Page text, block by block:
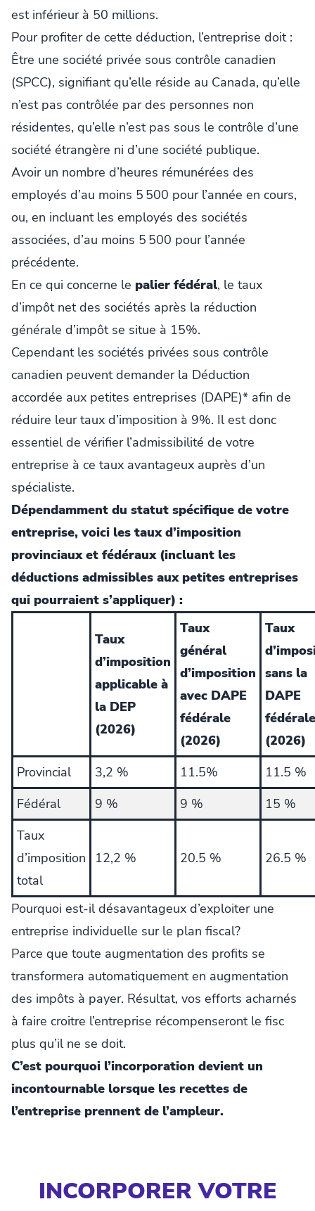
est inférieur à 50 millions.
Pour profiter de cette déduction, l’entreprise doit :
Être une société privée sous contrôle canadien
(SPCC), signifiant qu’elle réside au Canada, qu’elle
n’est pas contrôlée par des personnes non
résidentes, qu’elle n’est pas sous le contrôle d’une
société étrangère ni d’une société publique.
Avoir un nombre d’heures rémunérées des
employés d’au moins 5 500 pour l’année en cours,
ou, en incluant les employés des sociétés
associées, d’au moins 5 500 pour l’année
précédente.
En ce qui concerne le palier fédéral, le taux
d’impôt net des sociétés après la réduction
générale d’impôt se situe à 15%.
Cependant les sociétés privées sous contrôle
canadien peuvent demander la Déduction
accordée aux petites entreprises (DAPE)* afin de
réduire leur taux d’imposition à 9%. Il est donc
essentiel de vérifier l’admissibilité de votre
entreprise à ce taux avantageux auprès d’un
spécialiste.
Dépendamment du statut spécifique de votre
entreprise, voici les taux d’imposition
provinciaux et fédéraux (incluant les
déductions admissibles aux petites entreprises
qui pourraient s’appliquer) :
Taux
d’imposition
applicable à
la DEP
(2026)
Taux
général
d’imposition
avec DAPE
fédérale
(2026)
Taux
sans la
DAPE
fédérale
(2026)
Provincial
3,2 % 11.5%
11.5 %
Fédéral
9 % 9 %
15 %
Taux
d’imposition
total
12,2 % 20.5 % 26.5 %
Pourquoi est-il désavantageux d’exploiter une
entreprise individuelle sur le plan fiscal?
Parce que toute augmentation des profits se
transformera automatiquement en augmentation
des impôts à payer. Résultat, vos efforts acharnés
à faire croitre l’entreprise récompenseront le fisc
plus qu’il ne se doit.
C’est pourquoi l’incorporation devient un
incontournable lorsque les recettes de
l’entreprise prennent de l’ampleur.
INCORPORER VOTRE